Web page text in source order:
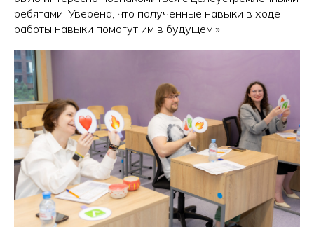
ребятами. Уверена, что полученные навыки в ходе
работы навыки помогут им в будущем!»